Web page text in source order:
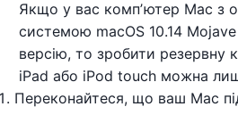
Якщо у вас компʼютер Mac з
системою macOS 10.14
версію, то зробити резервну
iPad або iPod touch можна
Переконайтеся, що ваш Mac